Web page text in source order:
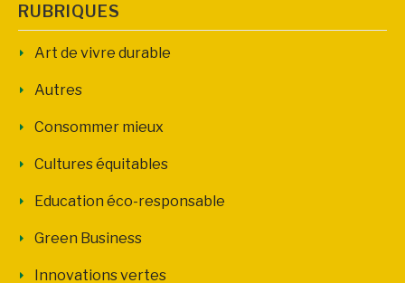
RUBRIQUES
Art de vivre durable
Autres
Consommer mieux
Cultures équitables
Education éco-responsable
Green Business
Innovations vertes